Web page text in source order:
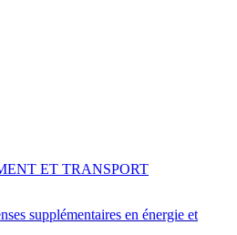
supplémentaires en énergie et
ET TRANSPORT